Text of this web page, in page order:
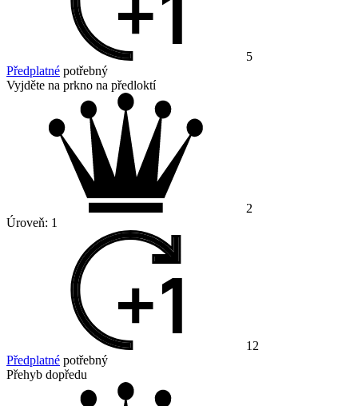
5
Předplatné potřebný
Vyjděte na prkno na předloktí
2
Úroveň: 1
12
Předplatné potřebný
Přehyb dopředu